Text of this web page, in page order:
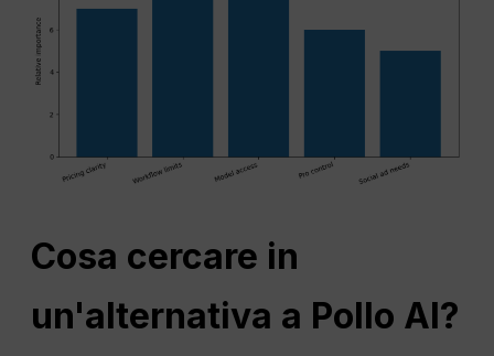
Cosa cercare in
un'alternativa a Pollo AI?